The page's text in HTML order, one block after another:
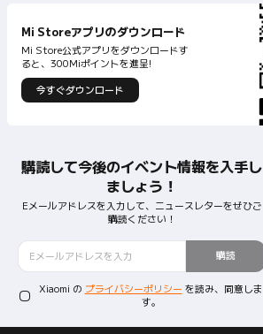
Mi Store公式アプリをダウンロードす
今すぐダウンロード
購読して今後のイベント情報を入手し
ましょう！
Eメールアドレスを入力して、ニュースレターをぜひご
購読ください！
購読
Xiaomi の プライバシーポリシー を読み、同意しま
す。